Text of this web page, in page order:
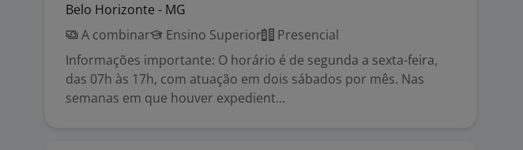
Belo Horizonte - MG
A combinar
Ensino Superior
Presencial
Informações importante: O horário é de segunda a sexta-feira,
das 07h às 17h, com atuação em dois sábados por mês. Nas
semanas em que houver expedient...